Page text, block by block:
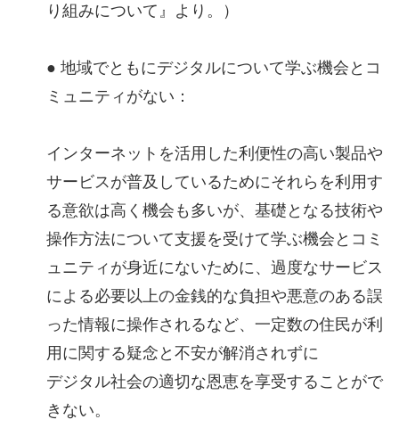
り組みについて』より。）
● 地域でともにデジタルについて学ぶ機会とコ
ミュニティがない：
インターネットを活用した利便性の高い製品や
サービスが普及しているためにそれらを利用す
る意欲は高く機会も多いが、基礎となる技術や
操作方法について支援を受けて学ぶ機会とコミ
ュニティが身近にないために、過度なサービス
による必要以上の金銭的な負担や悪意のある誤
った情報に操作されるなど、一定数の住民が利
用に関する疑念と不安が解消されずに
デジタル社会の適切な恩恵を享受することがで
きない。